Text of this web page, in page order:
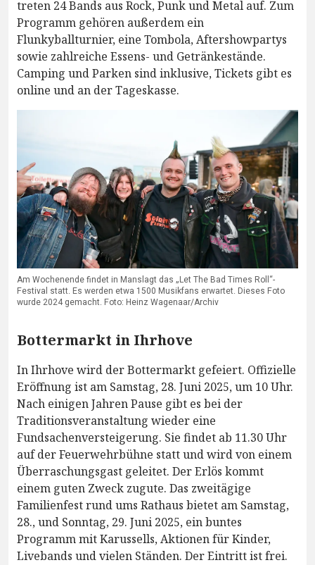
treten 24 Bands aus Rock, Punk und Metal auf. Zum
Programm gehören außerdem ein
Flunkyballturnier, eine Tombola, Aftershowpartys
sowie zahlreiche Essens- und Getränkestände.
Camping und Parken sind inklusive, Tickets gibt es
online und an der Tageskasse.
Am Wochenende findet in Manslagt das „Let The Bad Times Roll“-
Festival statt. Es werden etwa 1500 Musikfans erwartet. Dieses Foto
wurde 2024 gemacht. Foto: Heinz Wagenaar/Archiv
Bottermarkt in Ihrhove
In Ihrhove wird der Bottermarkt gefeiert. Offizielle
Eröffnung ist am Samstag, 28. Juni 2025, um 10 Uhr.
Nach einigen Jahren Pause gibt es bei der
Traditionsveranstaltung wieder eine
Fundsachenversteigerung. Sie findet ab 11.30 Uhr
auf der Feuerwehrbühne statt und wird von einem
Überraschungsgast geleitet. Der Erlös kommt
einem guten Zweck zugute. Das zweitägige
Familienfest rund ums Rathaus bietet am Samstag,
28., und Sonntag, 29. Juni 2025, ein buntes
Programm mit Karussells, Aktionen für Kinder,
Livebands und vielen Ständen. Der Eintritt ist frei.